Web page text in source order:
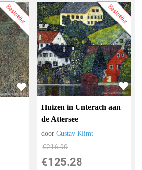
Bestseller Bestseller
Huizen in Unterach aan
de Attersee
doorGustav Klimt
€216.00
€125.28